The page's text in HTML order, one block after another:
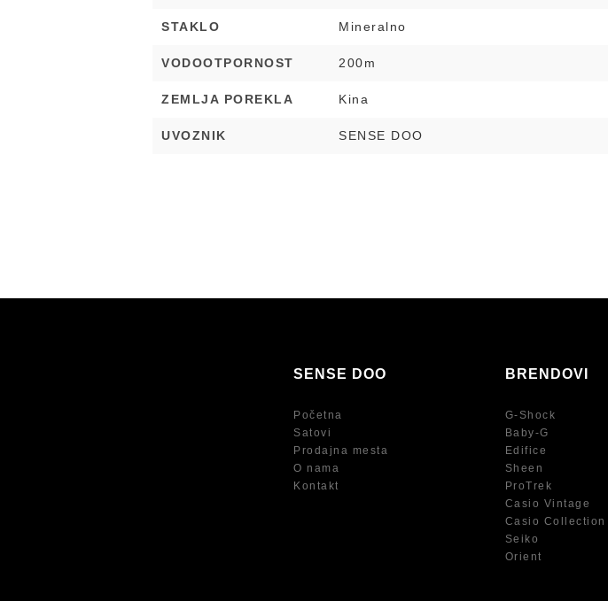
STAKLO Mineralno
VODOOTPORNOST 200m
ZEMLJA POREKLA Kina
UVOZNIK SENSE DOO
SENSE DOO
Početna
Satovi
Prodajna mesta
O nama
Kontakt
BRENDOVI
G-Shock
Baby-G
Edifice
Sheen
ProTrek
Casio Vintage
Casio Collection
Seiko
Orient